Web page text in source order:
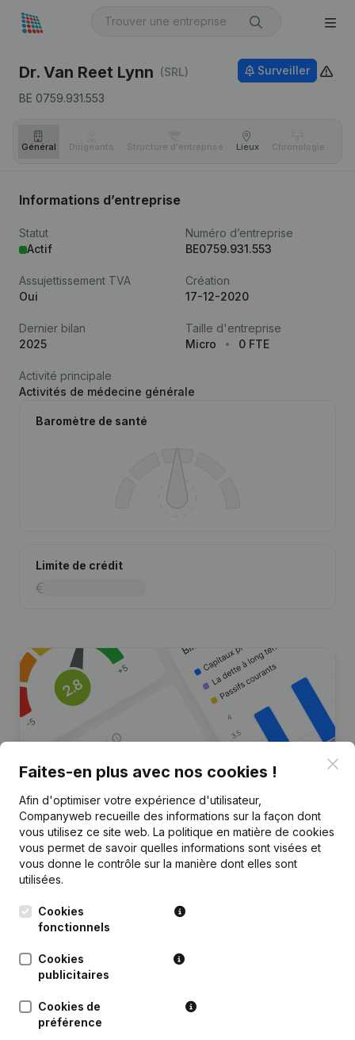
Dr. Van Reet Lynn (SRL)
BE 0759.931.553
Surveiller
Général Dirigeants Structure d'entreprise Lieux Chronologie
Informations d’entreprise
Statut
Actif
Numéro d’entreprise
BE0759.931.553
Assujettissement TVA
Oui
Création
17-12-2020
Dernier bilan
2025
Taille d'entreprise
Micro
0 FTE
Activité principale
Activités de médecine générale
Baromètre de santé
Limite de crédit
Vous recherchez plus
d’informations sur cette entreprise
?
Consulter la santé en un coup d'oeil
Choisissez des informations rapides ou des détails
granulaires
importants
Essayer gratuitement Découvrir plus
Essai gratuit de 7 jours, aucune carte de crédit requise.
Faites-en plus avec nos cookies !
Afin d'optimiser votre expérience d'utilisateur,
Companyweb recueille des informations sur la façon dont
vous utilisez ce site web. La politique en matière de cookies
vous permet de savoir quelles informations sont visées et
vous donne le contrôle sur la manière dont elles sont
utilisées.
Cookies
fonctionnels
Cookies
publicitaires
Cookies de
préférence